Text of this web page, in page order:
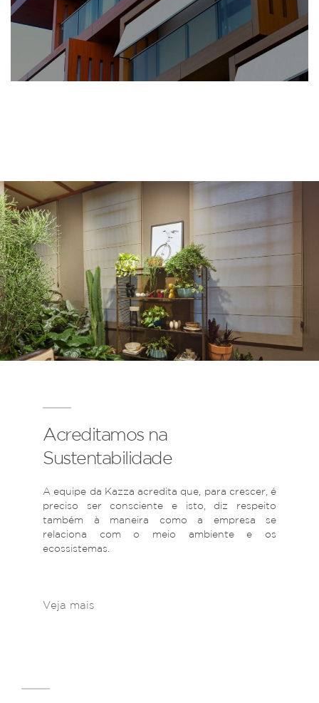
Acreditamos na
Sustentabilidade
A equipe da Kazza acredita que, para crescer, é
preciso ser consciente e isto, diz respeito
também à maneira como a empresa se
relaciona com o meio ambiente e os
ecossistemas.
Veja mais